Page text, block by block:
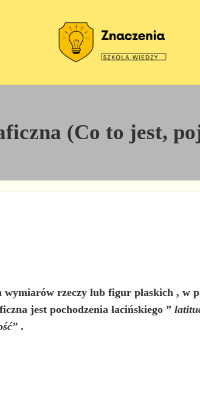
(Co to jest,
wymiarów rzeczy lub figur płaskich, w
jest pochodzenia łacińskiego ”
.